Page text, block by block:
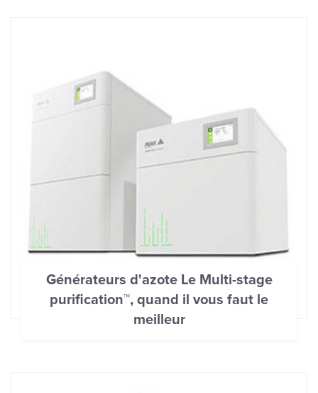
Générateurs d'azote Le Multi-stage
purification™, quand il vous faut le
meilleur